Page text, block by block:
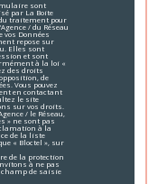
sont
par La Boite
traitement pour
/ du Réseau
vos Données
repose sur
Elles sont
et sont
à la loi «
des droits
de
Vous pouvez
en contactant
le site
sur vos droits.
/ le Réseau,
» ne sont pas
à la
de la liste
« Bloctel », sur
de la protection
à ne pas
de saisie